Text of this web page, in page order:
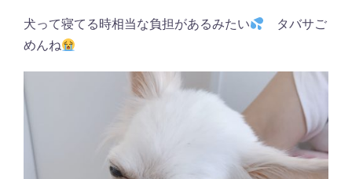
犬って寝てる時相当な負担があるみたい
タバサご
めんね